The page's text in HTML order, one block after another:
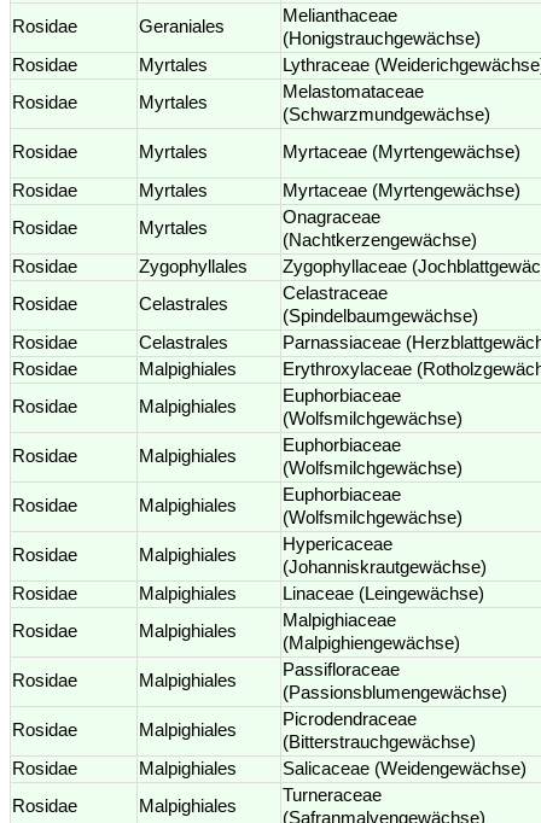
Rosidae
Geraniales
Melianthaceae
(Honigstrauchgewächse)
Rosidae
Myrtales
Lythraceae
Rosidae
Myrtales
Melastomataceae
(Schwarzmundgewächse)
Rosidae
Myrtales
Myrtaceae (Myrtengewächse)
Rosidae
Myrtales
Myrtaceae (Myrtengewächse)
Rosidae
Myrtales
Onagraceae
(Nachtkerzengewächse)
Rosidae
Zygophyllales
Zygophyllaceae
Rosidae
Celastrales
Celastraceae
(Spindelbaumgewächse)
Rosidae
Celastrales
Parnassiaceae
Rosidae
Malpighiales
Erythroxylaceae
Rosidae
Malpighiales
Euphorbiaceae
(Wolfsmilchgewächse)
Rosidae
Malpighiales
Euphorbiaceae
(Wolfsmilchgewächse)
Rosidae
Malpighiales
Euphorbiaceae
(Wolfsmilchgewächse)
Rosidae
Malpighiales
Hypericaceae
(Johanniskrautgewächse)
Rosidae
Malpighiales
Linaceae (Leingewächse)
Rosidae
Malpighiales
Malpighiaceae
(Malpighiengewächse)
Rosidae
Malpighiales
Passifloraceae
(Passionsblumengewächse)
Rosidae
Malpighiales
Picrodendraceae
(Bitterstrauchgewächse)
Rosidae
Malpighiales
Salicaceae (Weidengewächse)
Rosidae
Malpighiales
Turneraceae
(Safranmalvengewächse)